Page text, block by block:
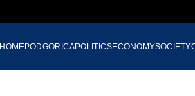
HOMEPODGORICAPOLITICSECONOMYSOCIETY